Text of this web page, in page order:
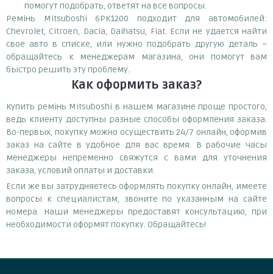
помогут подобрать, ответят на все вопросы.
Ремінь Mitsuboshi 6PK1200 подходит для автомобилей:
Chevrolet, Citroen, Dacia, Daihatsu, Fiat. Если не удается найти
свое авто в списке, или нужно подобрать другую деталь –
обращайтесь к менеджерам магазина, они помогут вам
быстро решить эту проблему.
Как оформить заказ?
Купить ремінь Mitsuboshi в нашем магазине проще простого,
ведь клиенту доступны разные способы оформления заказа.
Во-первых, покупку можно осуществить 24/7 онлайн, оформив
заказ на сайте в удобное для вас время. В рабочие часы
менеджеры непременно свяжутся с вами для уточнения
заказа, условий оплаты и доставки.
Если же вы затрудняетесь оформлять покупку онлайн, имеете
вопросы к специалистам, звоните по указанным на сайте
номера. Наши менеджеры предоставят консультацию, при
необходимости оформят покупку. Обращайтесь!